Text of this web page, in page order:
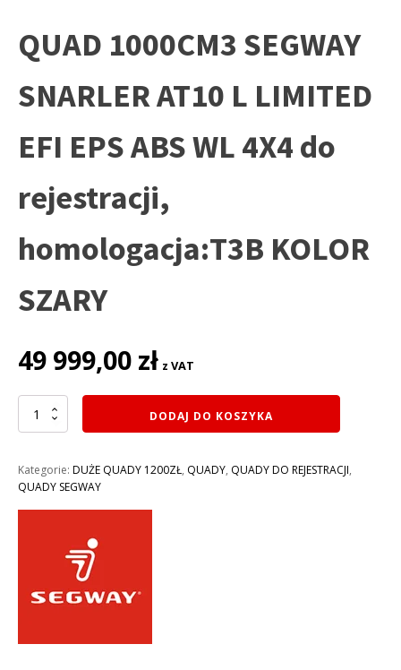
QUAD 1000CM3 SEGWAY
SNARLER AT10 L LIMITED
EFI EPS ABS WL 4X4 do
rejestracji,
homologacja:T3B KOLOR
SZARY
49 999,00 zł z VAT
ilość
QUAD
SNARLER
AT10
L
WL
rejestracji,
DODAJ DO KOSZYKA
Kategorie: DUŻE QUADY 1200ZŁ, QUADY, QUADY DO REJESTRACJI,
QUADY SEGWAY